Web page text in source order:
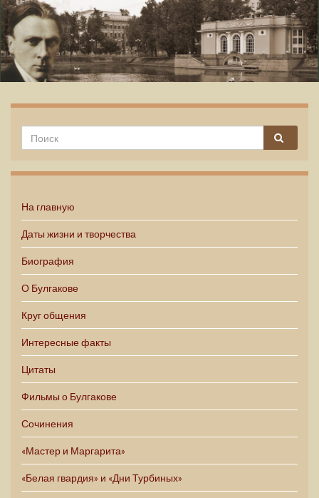
На главную
Даты жизни и творчества
Биография
О Булгакове
Круг общения
Интересные факты
Цитаты
Фильмы о Булгакове
Сочинения
«Мастер и Маргарита»
«Белая гвардия» и «Дни Турбиных»